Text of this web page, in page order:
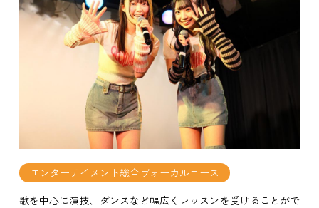
エンターテイメント総合ヴォーカルコース
歌を中心に演技、ダンスなど幅広くレッスンを受けることがで